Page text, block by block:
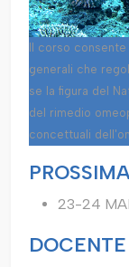
Il corso
generali che
se la figura del
del rimedio
concettuali
23-24
DOCENTE